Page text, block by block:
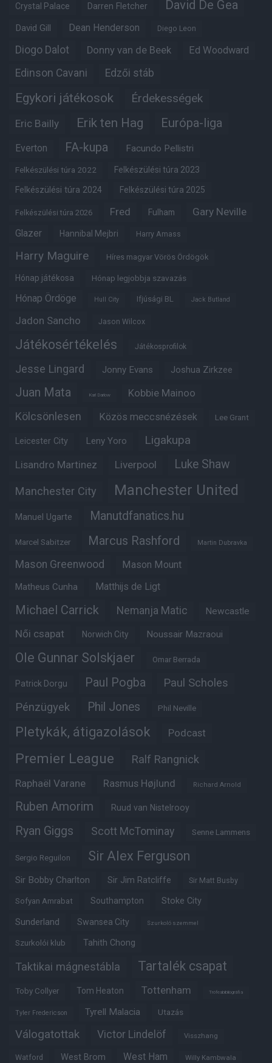
Crystal Palace Darren Fletcher David De Gea
David Gill Dean Henderson Diego Leon
Diogo Dalot Donny van de Beek Ed Woodward
Edinson Cavani Edzői stáb
Egykori játékosok Érdekességek
Eric Bailly Erik ten Hag Európa-liga
Everton FA-kupa Facundo Pellistri
Felkészülési túra 2022 Felkészülési túra 2023
Felkészülési túra 2024 Felkészülési túra 2025
Felkészülési túra 2026 Fred Fulham Gary Neville
Glazer Hannibal Mejbri Harry Amass
Harry Maguire Híres magyar Vörös Ördögök
Hónap játékosa Hónap legjobbja szavazás
Hónap Ördöge Hull City Ifjúsági BL Jack Butland
Jadon Sancho Jason Wilcox
Játékosértékelés Játékosprofilok
Jesse Lingard Jonny Evans Joshua Zirkzee
Juan Mata Karl Darlow Kobbie Mainoo
Kölcsönlesen Közös meccsnézések Lee Grant
Leicester City Leny Yoro Ligakupa
Lisandro Martinez Liverpool Luke Shaw
Manchester City Manchester United
Manuel Ugarte Manutdfanatics.hu
Marcel Sabitzer Marcus Rashford Martin Dubravka
Mason Greenwood Mason Mount
Matheus Cunha Matthijs de Ligt
Michael Carrick Nemanja Matic Newcastle
Női csapat Norwich City Noussair Mazraoui
Ole Gunnar Solskjaer Omar Berrada
Patrick Dorgu Paul Pogba Paul Scholes
Pénzügyek Phil Jones Phil Neville
Pletykák, átigazolások Podcast
Premier League Ralf Rangnick
Raphaël Varane Rasmus Højlund Richard Arnold
Ruben Amorim Ruud van Nistelrooy
Ryan Giggs Scott McTominay Senne Lammens
Sergio Reguilon Sir Alex Ferguson
Sir Bobby Charlton Sir Jim Ratcliffe Sir Matt Busby
Sofyan Amrabat Southampton Stoke City
Sunderland Swansea City Szurkoló szemmel
Szurkolói klub Tahith Chong
Taktikai mágnestábla Tartalék csapat
Toby Collyer Tom Heaton Tottenham Trófeabibliográfia
Tyler Fredericson Tyrell Malacia Utazás
Válogatottak Victor Lindelöf Visszhang
Watford West Brom West Ham Willy Kambwala